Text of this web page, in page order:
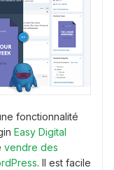
fonctionnalité
Easy Digital
vendre des
. Il est facile